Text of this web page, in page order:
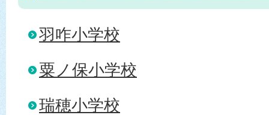
羽咋小学校
粟ノ保小学校
瑞穂小学校